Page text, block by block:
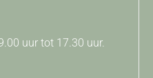
uur tot 17.30 uur.